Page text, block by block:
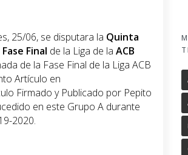
25/06, se disputara la Quinta
Fase Final de la Liga de la ACB
de la Fase Final de la Liga ACB
Artículo en
Firmado y Publicado por Pepito
en este Grupo A durante
2020.